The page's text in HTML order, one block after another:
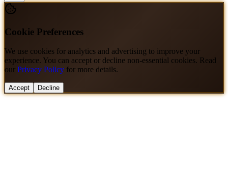
Cookie Preferences
We use cookies for analytics and advertising to improve your
experience. You can accept or decline non-essential cookies. Read
our Privacy Policy for more details.
Accept Decline